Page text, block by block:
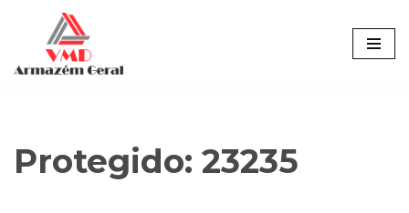
Pular
para
Protegido: 23235